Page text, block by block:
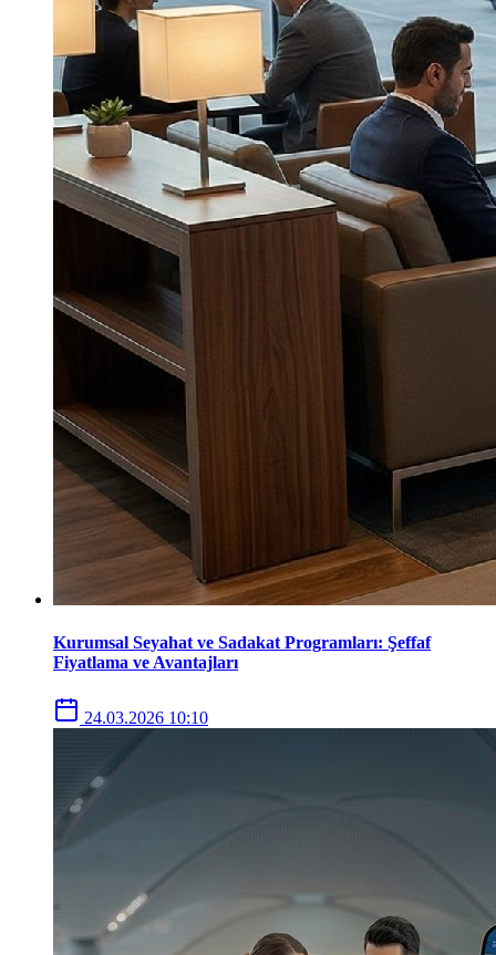
Kurumsal Seyahat ve Sadakat Programları: Şeffaf
Fiyatlama ve Avantajları
24.03.2026 10:10